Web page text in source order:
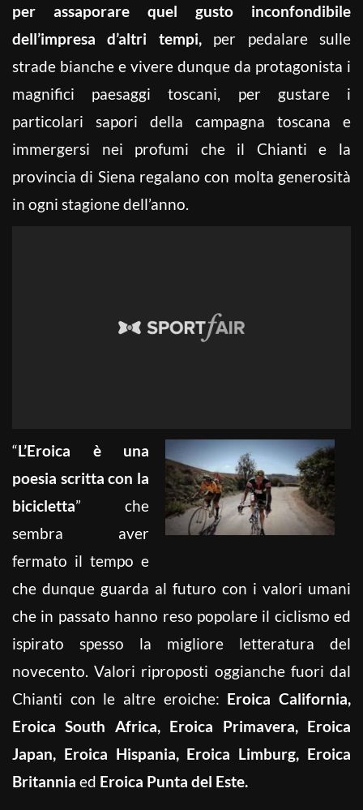
per assaporare quel gusto inconfondibile
dell’impresa d’altri tempi,per pedalare sulle
strade bianche e vivere dunque da protagonista i
magnifici paesaggi toscani, per gustare i
particolari sapori della campagna toscana e
immergersi nei profumi che il Chianti e la
provincia di Siena regalano con molta generosità
in ogni stagione dell’anno.
“L’Eroica è una
poesia scritta con la
bicicletta” che
sembra aver
fermato il tempo e
che dunque guarda al futuro con i valori umani
che in passato hanno reso popolare il ciclismo ed
ispirato spesso la migliore letteratura del
novecento. Valori riproposti oggianche fuori dal
Chianti con le altre eroiche: Eroica California,
Eroica South Africa, Eroica Primavera, Eroica
Japan, Eroica Hispania, Eroica Limburg, Eroica
Britannia ed Eroica Punta del Este.